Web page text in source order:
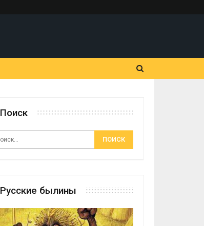
Поиск
Русские былины